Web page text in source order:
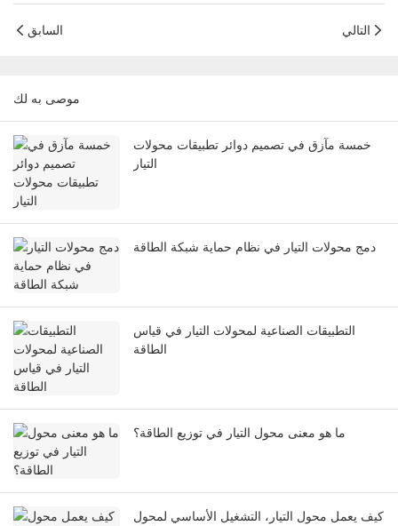
السابق التالي
موصى به لك
خمسة مآزق في تصميم دوائر تطبيقات محولات
التيار
دمج محولات التيار في نظام حماية شبكة الطاقة
التطبيقات الصناعية لمحولات التيار في قياس
الطاقة
ما هو معنى محول التيار في توزيع الطاقة؟
كيف يعمل محول التيار، التشغيل الأساسي لمحول